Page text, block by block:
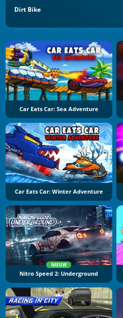
Dirt Bike
Car Eats Car: Sea Adventure
Car Eats Car: Winter Adventure
NIEUW
Nitro Speed 2: Underground